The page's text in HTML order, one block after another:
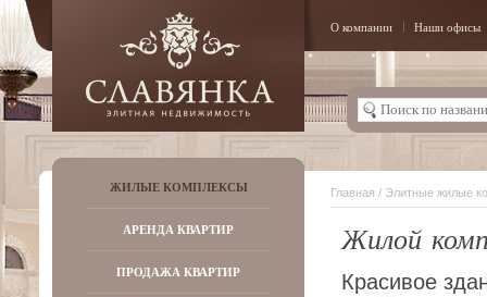
О компании Наши офисы
ЖИЛЫЕ КОМПЛЕКСЫ
АРЕНДА КВАРТИР
ПРОДАЖА КВАРТИР
Главная / Элитные жилые
Жилой
Красивое